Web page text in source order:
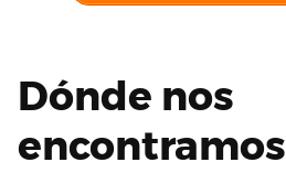
Dónde nos
encontramos